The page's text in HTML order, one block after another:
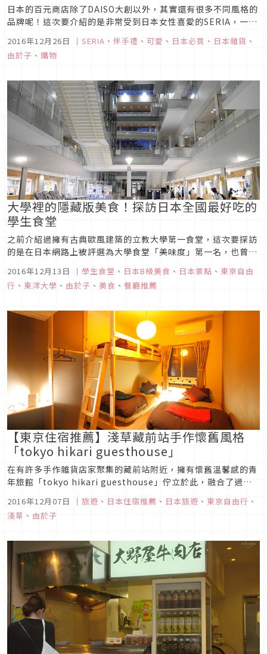
日本的百元商店除了DAISO大創以外，其實還有很多不同風格的
品牌呢！這次要介紹的是非常受到日本女性喜愛的SERIA，一起
用又有趣的廚房小物、文具及雜貨吧!
2016年12月26日 ｜ SERIA 、 伴手禮 、 可愛 、 日本必買 、 日本雜貨 、
由於子 、 購物
大學裡的隱藏版美食！探訪日本全國最好吃的
學生食堂
之前介紹過擁有古典歐風建築的立教大學第一食堂，這次要探訪
的是在日本網路上被評選為大學食堂「美味度」第一名，也曾登
「東洋大學」白山校區學生食堂。
2016年12月13日 ｜ 學生食堂 、 日本B級美食 、 日本景點 、 東京自由
行 、 東洋大學 、 由於子 、 美食 、 餐廳推薦
【東京住宿推薦】淺草藏前站手作懷舊風格
「tokyo hikari guesthouse」
在有許多手作雜貨店家聚集的藏前站附近，擁有懷舊溫馨感的青
年旅館「tokyo hikari guesthouse」佇立於此，融合了過去
旅館呢！
2016年12月07日 ｜ 旅遊 、 日本住宿推薦 、 日本旅遊 、 東京自由行 、
淺草 、 由於子